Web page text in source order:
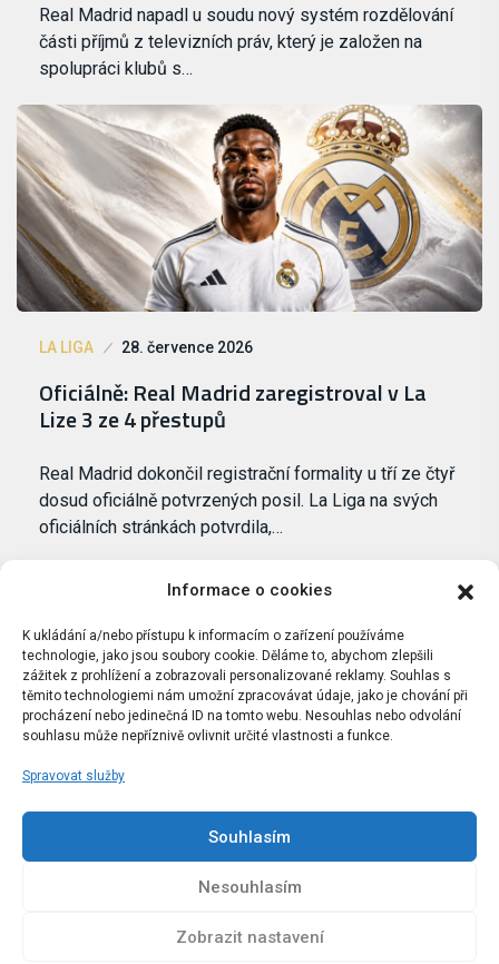
Informace o cookies
K ukládání a/nebo přístupu k informacím o zařízení používáme
technologie, jako jsou soubory cookie. Děláme to, abychom zlepšili
zážitek z prohlížení a zobrazovali personalizované reklamy. Souhlas s
těmito technologiemi nám umožní zpracovávat údaje, jako je chování při
procházení nebo jedinečná ID na tomto webu. Nesouhlas nebo odvolání
souhlasu může nepříznivě ovlivnit určité vlastnosti a funkce.
Spravovat služby
Souhlasím
Nesouhlasím
Zobrazit nastavení
Real Madrid napadl u soudu nový systém rozdělování
části příjmů z televizních práv, který je založen na
spolupráci klubů s…
LA LIGA 28. července 2026
Oficiálně: Real Madrid zaregistroval v La
Lize 3 ze 4 přestupů
Real Madrid dokončil registrační formality u tří ze čtyř
dosud oficiálně potvrzených posil. La Liga na svých
oficiálních stránkách potvrdila,…